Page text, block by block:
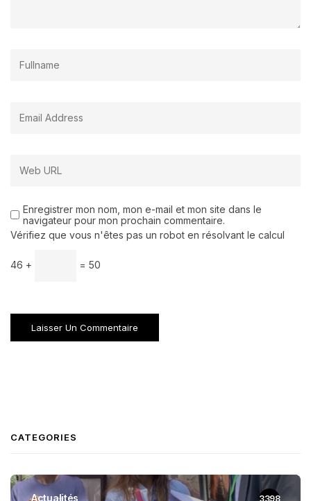
Enregistrer mon nom, mon e-mail et mon site dans le
navigateur pour mon prochain commentaire.
Vérifiez que vous n'êtes pas un robot en résolvant le calcul
46 + = 50
CATEGORIES
Actualités 3398